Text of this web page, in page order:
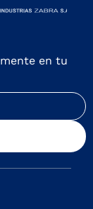
en tu